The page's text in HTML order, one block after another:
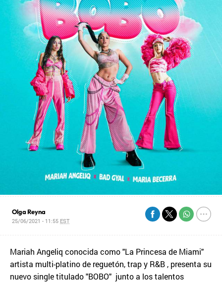
Olga Reyna
25/06/2021 - 11:55 EST
Mariah Angeliq conocida como "La Princesa de Miami"
artista multi-platino de reguetón, trap y R&B , presenta su
nuevo single titulado "BOBO" junto a los talentos